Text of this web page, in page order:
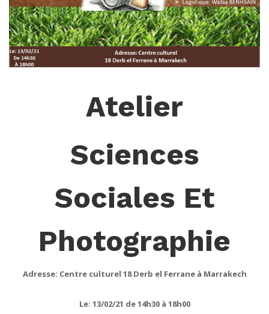
Atelier
SCiences
Sociales Et
Photographie
Adresse: Centre culturel 18Derb el Ferraneà Marrakech
Le: 13/02/21 de 14h30 à 18h00